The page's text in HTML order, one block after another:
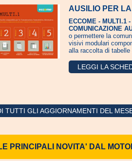
AUSILIO PER
ECCOME - MULTI.1
COMUNICAZIONE
o permettere la
visivi modulari
alla raccolta di
LEGGI LA
TUTTI GLI AGGIORNAMENTI DEL
PRINCIPALI NOVITA' DAL